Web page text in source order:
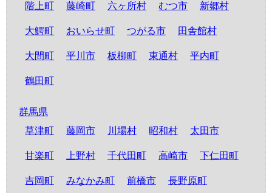
階上町 藤崎町 六ヶ所村 むつ市 新郷村
大鰐町 おいらせ町 つがる市 田舎館村
大間町 平川市 板柳町 東通村 平内町
鶴田町
群馬県
草津町
藤岡市 川場村 昭和村 太田市
甘楽町 上野村 千代田町 高崎市 下仁田町
吉岡町 みなかみ町 前橋市 長野原町